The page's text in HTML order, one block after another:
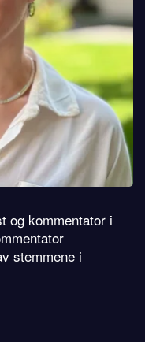
og kommentator i
stemmene i